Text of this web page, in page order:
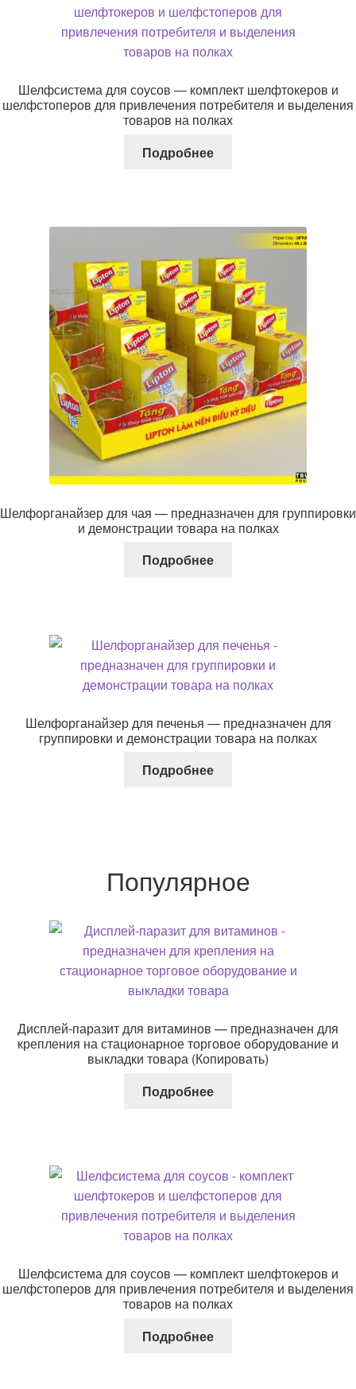
Шелфсистема для соусов — комплект шелфтокеров и
шелфстоперов для привлечения потребителя и выделения
товаров на полках
Подробнее
Шелфорганайзер для чая — предназначен для группировки
и демонстрации товара на полках
Подробнее
Шелфорганайзер для печенья — предназначен для
группировки и демонстрации товара на полках
Подробнее
Популярное
Дисплей-паразит для витаминов — предназначен для
крепления на стационарное торговое оборудование и
выкладки товара (Копировать)
Подробнее
Шелфсистема для соусов — комплект шелфтокеров и
шелфстоперов для привлечения потребителя и выделения
товаров на полках
Подробнее